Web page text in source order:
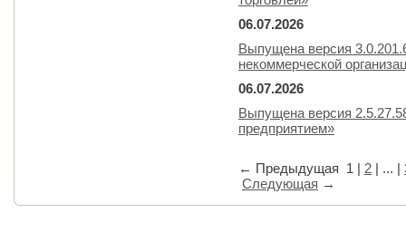
06.07.2026
Выпущена версия
некоммерческой
06.07.2026
Выпущена версия
предприятием»
← Предыдущая 1 | 2 | ... |
Следующая →